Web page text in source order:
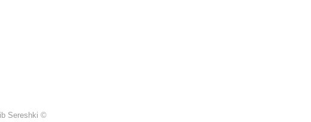
© Created by
Sereshki.